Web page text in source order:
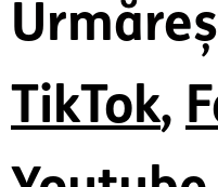
TikTok,